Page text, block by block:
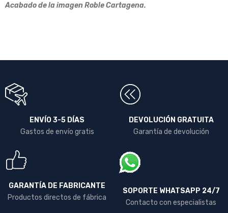
Acabado de la imagen Roble Cartagena.
ENVÍO 3-5 DÍAS
Gastos de envío gratis
DEVOLUCIÓN GRATUITA
Garantía de devolución
GARANTÍA DE FABRICANTE
Productos directos de fábrica
SOPORTE WHATSAPP 24/7
Contacto con especialistas